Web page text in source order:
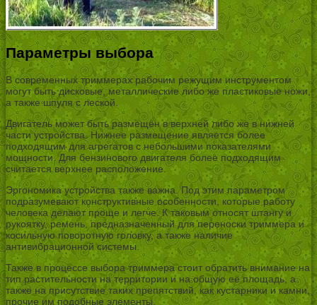
Параметры выбора
В современных триммерах рабочим режущим инструментом
могут быть дисковые, металлические либо же пластиковые ножи,
а также шпуля с леской.
Двигатель может быть размещён в верхней либо же в нижней
части устройства. Нижнее размещение является более
подходящим для агрегатов с небольшими показателями
мощности. Для бензинового двигателя более подходящим
считается верхнее расположение.
Эргономика устройства также важна. Под этим параметром
подразумевают конструктивные особенности, которые работу
человека делают проще и легче. К таковым относят штангу и
рукоятку, ремень, предназначенный для переноски триммера и
косильную поворотную головку, а также наличие
антивибрационной системы.
Также в процессе выбора триммера стоит обратить внимание на
тип растительности на территории и на общую её площадь, а
также на присутствие таких препятствий, как кустарники и камни,
прочие им подобные элементы.